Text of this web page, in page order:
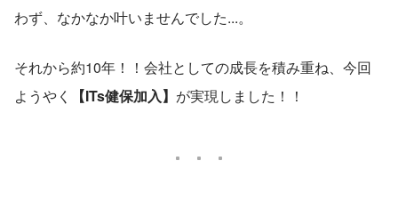
わず、なかなか叶いませんでした...。
それから約10年！！会社としての成長を積み重ね、今回
ようやく
【ITs健保加入】 が実現しました！！